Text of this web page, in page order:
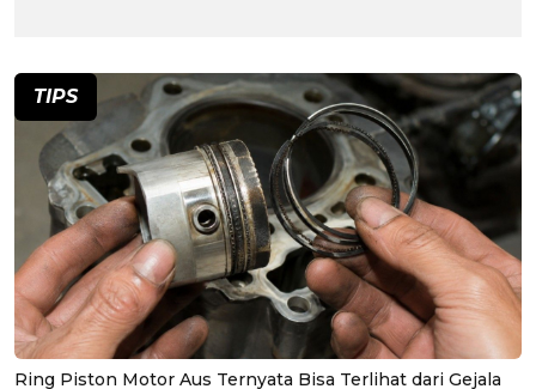
TIPS
Ring Piston Motor Aus Ternyata Bisa Terlihat dari Gejala